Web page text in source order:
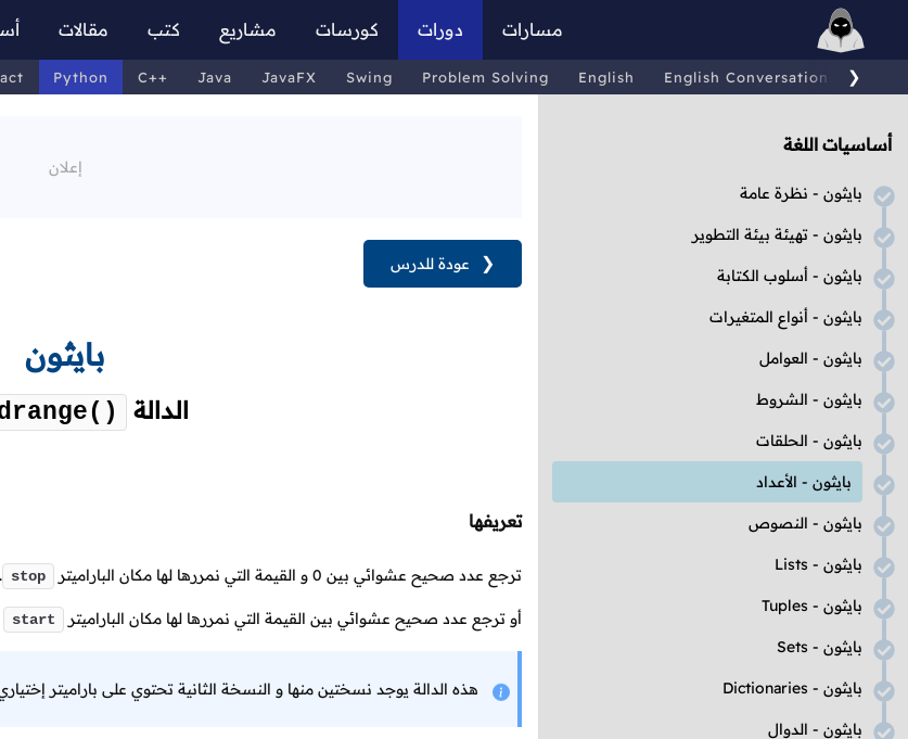
مسارات دورات كورسات مشاريع كتب مقالات
Python C++ Java JavaFX Swing Problem Solving English English Conversations ❯
أساسيات اللغة
بايثون - نظرة عامة
بايثون - تهيئة بيئة التطوير
بايثون - أسلوب الكتابة
بايثون - أنواع المتغيرات
بايثون - العوامل
بايثون - الشروط
بايثون - الحلقات
بايثون - الأعداد
بايثون - النصوص
بايثون - Lists
بايثون - Tuples
بايثون - Sets
بايثون - Dictionaries
بايثون - الدوال
❮ عودة للدرس
بايثون
الدالة
تعريفها
ترجع عدد صحيح عشوائي بين 0 و القيمة التي نمررها لها مكان الباراميتر stop
.
أو ترجع عدد صحيح عشوائي بين القيمة التي نمررها لها مكان الباراميتر start
هذه الدالة يوجد نسختين منها و النسخة الثانية تحتوي على باراميتر